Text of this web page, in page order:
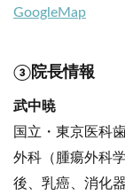
GoogleMap
③院長情報
武中暁
国立・東京医科
外科（腫瘍外科
後、乳癌、消化